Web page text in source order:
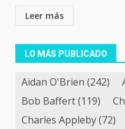
Leer más
LO MÁS PUBLICADO
Aidan O'Brien (242)
Bob Baffert(119)
Charles Appleby(72)